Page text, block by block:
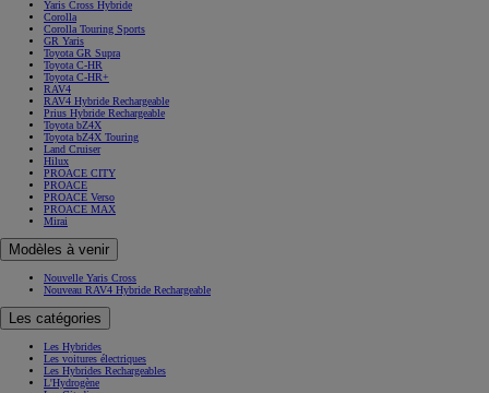
Yaris Cross Hybride
Corolla
Corolla Touring Sports
GR Yaris
Toyota GR Supra
Toyota C-HR
Toyota C-HR+
RAV4
RAV4 Hybride Rechargeable
Prius Hybride Rechargeable
Toyota bZ4X
Toyota bZ4X Touring
Land Cruiser
Hilux
PROACE CITY
PROACE
PROACE Verso
PROACE MAX
Mirai
Modèles à venir
Nouvelle Yaris Cross
Nouveau RAV4 Hybride Rechargeable
Les catégories
Les Hybrides
Les voitures électriques
Les Hybrides Rechargeables
L'Hydrogène